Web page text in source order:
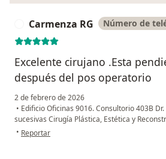
Carmenza RG Número de
Excelente cirujano .Esta
después del pos operatorio
2 de febrero de 2026
• Edificio Oficinas 9016. Consultorio 403B
sucesivas Cirugía Plástica, Estética y
• en opinión del usuario Carmenza RG
Reportar